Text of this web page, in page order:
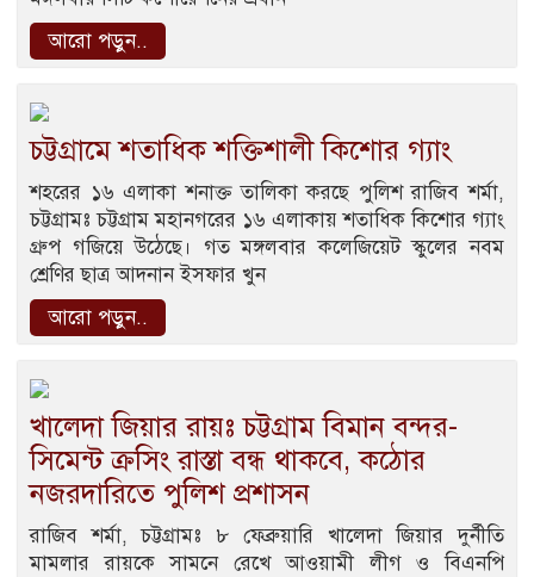
আরো পড়ুন..
চট্টগ্রামে শতাধিক শক্তিশালী কিশোর গ্যাং
শহরের ১৬ এলাকা শনাক্ত তালিকা করছে পুলিশ রাজিব শর্মা,
চট্টগ্রামঃ চট্টগ্রাম মহানগরের ১৬ এলাকায় শতাধিক কিশোর গ্যাং
গ্রুপ গজিয়ে উঠেছে। গত মঙ্গলবার কলেজিয়েট স্কুলের নবম
শ্রেণির ছাত্র আদনান ইসফার খুন
আরো পড়ুন..
খালেদা জিয়ার রায়ঃ চট্টগ্রাম বিমান বন্দর-
সিমেন্ট ক্রসিং রাস্তা বন্ধ থাকবে, কঠোর
নজরদারিতে পুলিশ প্রশাসন
রাজিব শর্মা, চট্টগ্রামঃ ৮ ফেব্রুয়ারি খালেদা জিয়ার দুর্নীতি
মামলার রায়কে সামনে রেখে আওয়ামী লীগ ও বিএনপি